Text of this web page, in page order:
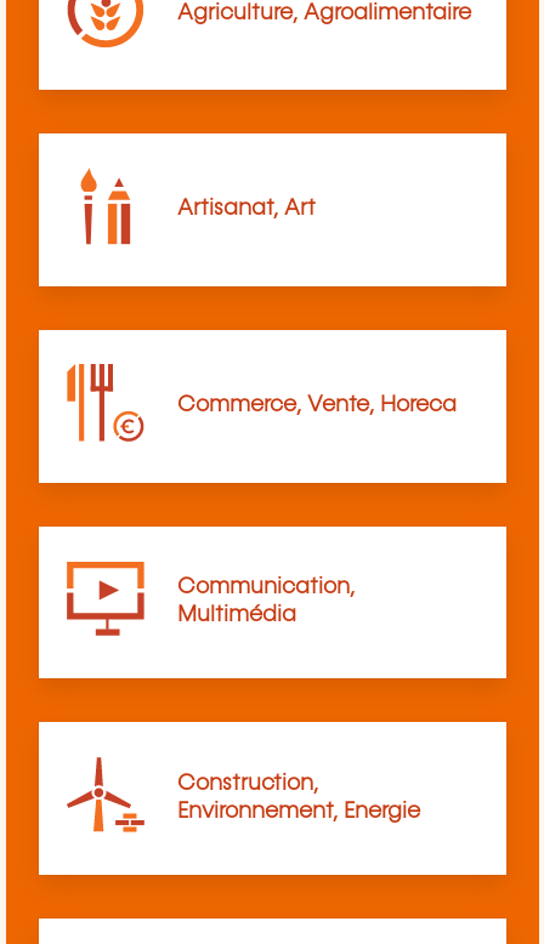
Agriculture, Agroalimentaire
Artisanat, Art
Commerce, Vente, Horeca
Communication,
Multimédia
Construction,
Environnement, Energie